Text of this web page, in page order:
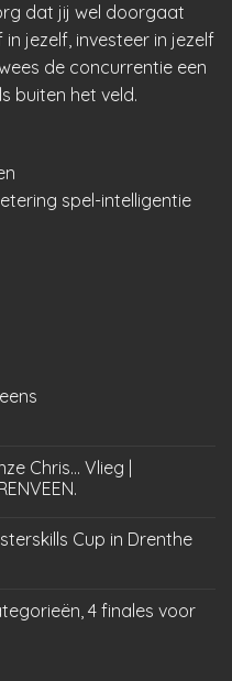
dat jij wel doorgaat
jezelf, investeer in jezelf
de concurrentie een
buiten het veld.
spel-intelligentie
Chris… Vlieg |
Cup in Drenthe
4 finales voor